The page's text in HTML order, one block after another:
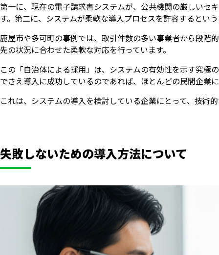
第一に、現在の電子請求書システムが、公共機関の厳しいセ
す。第二に、システムが柔軟な導入プロセスを許容するとい
鹿屋市や多可町の事例では、取引件数の多い事業者から段階
先の状況に合わせた柔軟な対応を行っています。
この「自治体による採用」は、システムの有効性を示す究極
でさえ導入に成功しているのであれば、ほとんどの民間企業
これは、システムの導入を検討している企業にとって、技術
失敗しないための導入方法について